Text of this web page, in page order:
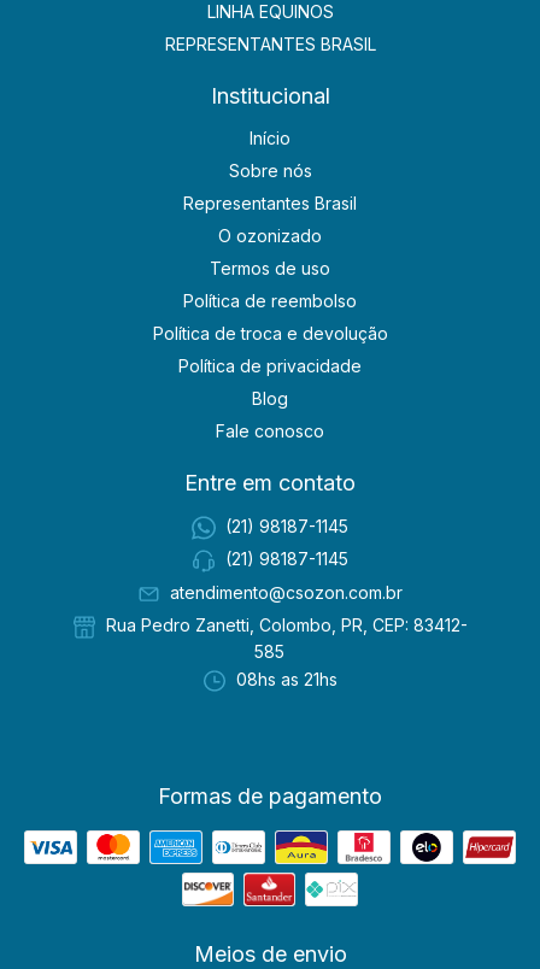
LINHA EQUINOS
REPRESENTANTES BRASIL
Institucional
Início
Sobre nós
Representantes Brasil
O ozonizado
Termos de uso
Política de reembolso
Política de troca e devolução
Política de privacidade
Blog
Fale conosco
Entre em contato
(21) 98187-1145
(21) 98187-1145
atendimento@csozon.com.br
Rua Pedro Zanetti, Colombo, PR, CEP: 83412-
585
08hs as 21hs
Formas de pagamento
Meios de envio